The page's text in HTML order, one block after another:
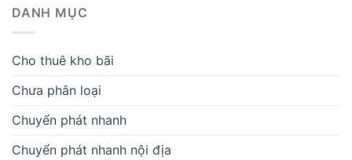
DANH MỤC
Cho thuê kho bãi
Chưa phân loại
Chuyển phát nhanh
Chuyển phát nhanh nội địa